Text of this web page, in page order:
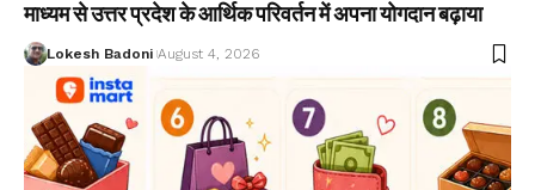
माध्यम से उत्तर प्रदेश के आर्थिक परिवर्तन में अपना योगदान बढ़ाया
Lokesh Badoni August 4, 2026